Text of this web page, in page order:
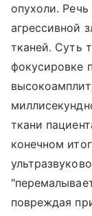
опухоли.
агрессивной
тканей. Суть
фокусировке
ткани
конечном
повреждая